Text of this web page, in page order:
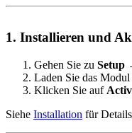
1. Installieren und
Gehen Sie zu Setup
Laden Sie das
Klicken Sie auf
Siehe Installation für